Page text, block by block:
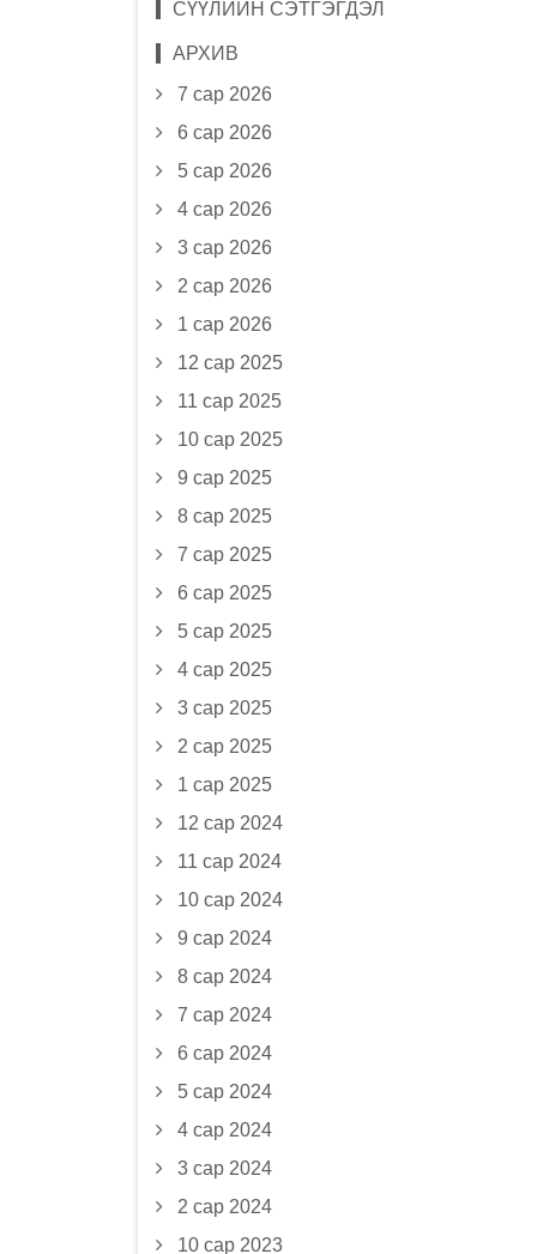
СҮҮЛИЙН СЭТГЭГДЭЛ
АРХИВ
7 сар 2026
6 сар 2026
5 сар 2026
4 сар 2026
3 сар 2026
2 сар 2026
1 сар 2026
12 сар 2025
11 сар 2025
10 сар 2025
9 сар 2025
8 сар 2025
7 сар 2025
6 сар 2025
5 сар 2025
4 сар 2025
3 сар 2025
2 сар 2025
1 сар 2025
12 сар 2024
11 сар 2024
10 сар 2024
9 сар 2024
8 сар 2024
7 сар 2024
6 сар 2024
5 сар 2024
4 сар 2024
3 сар 2024
2 сар 2024
10 сар 2023